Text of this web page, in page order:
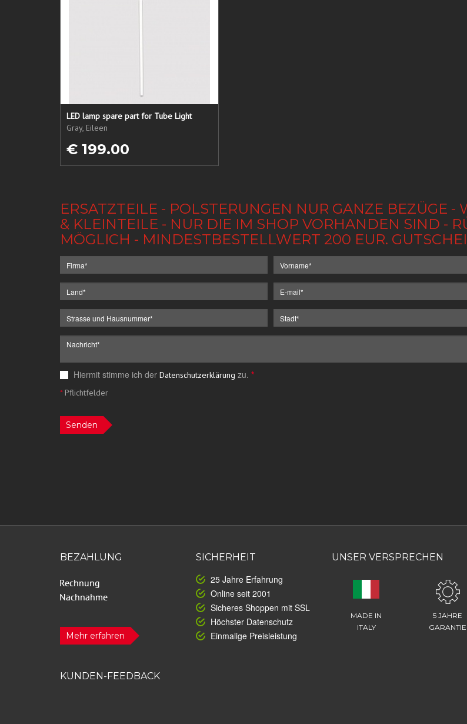
LED lamp spare part for Tube Light
Gray, Eileen
€ 199.00
ERSATZTEILE - POLSTERUNGEN NUR GANZE BEZÜGE -
& KLEINTEILE - NUR DIE IM SHOP VORHANDEN SIND -
MÖGLICH - MINDESTBESTELLWERT 200 EUR.
Hiermit stimme ich der Datenschutzerklärung zu. *
*Pflichtfelder
Senden
BEZAHLUNG
Mehr erfahren
SICHERHEIT
25 Jahre Erfahrung
Online seit 2001
Sicheres Shoppen mit SSL
Höchster Datenschutz
Einmalige Preisleistung
UNSER VERSPRECHEN
MADE IN
ITALY
5 JAHRE
GARANTIE
KUNDEN-FEEDBACK